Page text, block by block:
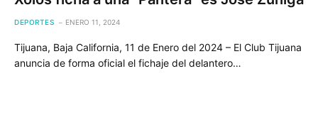
DEPORTES ENERO 11, 2024
Tijuana, Baja California, 11 de Enero del 2024 – El Club Tijuana
anuncia de forma oficial el fichaje del delantero…